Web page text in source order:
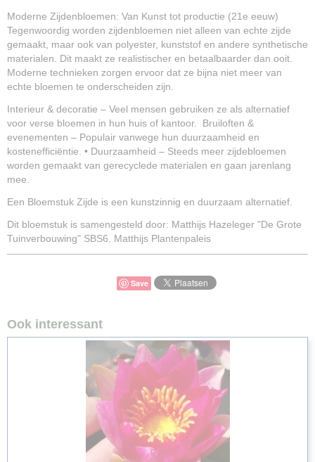
Moderne Zijdenbloemen: Van Kunst tot productie (21e eeuw)
Tegenwoordig worden zijdenbloemen niet alleen van echte zijde
gemaakt, maar ook van polyester, kunststof en andere synthetische
materialen. Dit maakt ze realistischer en betaalbaarder dan ooit.
Moderne technieken zorgen ervoor dat ze bijna niet meer van
echte bloemen te onderscheiden zijn.
Interieur & decoratie – Veel mensen gebruiken ze als alternatief
voor verse bloemen in hun huis of kantoor. Bruiloften &
evenementen – Populair vanwege hun duurzaamheid en
kostenefficiëntie. • Duurzaamheid – Steeds meer zijdebloemen
worden gemaakt van gerecyclede materialen en gaan jarenlang
mee.
Een Bloemstuk Zijde is een kunstzinnig en duurzaam alternatief.
Dit bloemstuk is samengesteld door: Matthijs Hazeleger "De Grote
Tuinverbouwing" SBS6. Matthijs Plantenpaleis
Save
Ook interessant